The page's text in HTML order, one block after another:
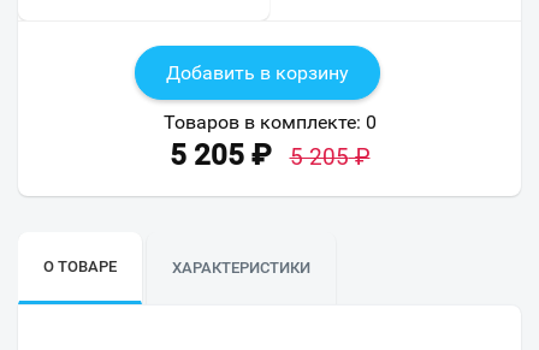
Добавить в корзину
Товаров в комплекте: 0
5 205₽ 5 205₽
О ТОВАРЕ ХАРАКТЕРИСТИКИ